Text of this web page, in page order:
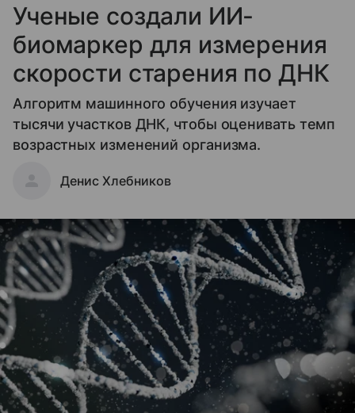
Ученые создали ИИ-
биомаркер для измерения
скорости старения по ДНК
Алгоритм машинного обучения изучает
тысячи участков ДНК, чтобы оценивать темп
возрастных изменений организма.
Денис Хлебников